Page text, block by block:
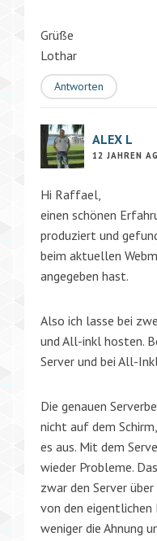
Grüße
Lothar
Antworten
ALEX L
12 JAHREN
Hi Raffael,
einen schönen
produziert und
beim aktuellen
angegeben hast.
Also ich lasse bei
und All-inkl hosten.
Server und bei All-
Die genauen
nicht auf dem
es aus. Mit dem
wieder Probleme.
zwar den Server
von den eigentlichen
weniger die Ahnung